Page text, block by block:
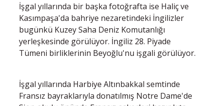
İşgal yıllarında bir başka fotoğrafta ise Haliç ve
Kasımpaşa'da bahriye nezaretindeki İngilizler
bugünkü Kuzey Saha Deniz Komutanlığı
yerleşkesinde görülüyor. İngiliz 28. Piyade
Tümeni birliklerinin Beyoğlu'nu işgali görülüyor.
İşgal yıllarında Harbiye Altınbakkal semtinde
Fransız bayraklarıyla donatılmış Notre Dame'de